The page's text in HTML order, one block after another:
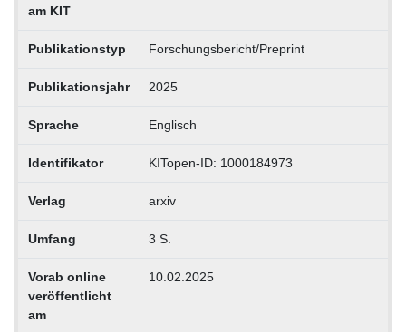
am KIT
Publikationstyp Forschungsbericht/Preprint
Publikationsjahr 2025
Sprache Englisch
Identifikator KITopen-ID: 1000184973
Verlag arxiv
Umfang 3 S.
Vorab online
veröffentlicht
am
10.02.2025